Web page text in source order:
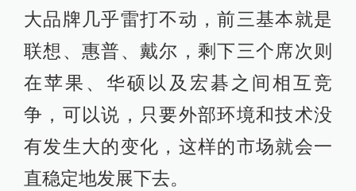
大品牌几乎雷打不动，前三基本就是
联想、惠普、戴尔，剩下三个席次则
在苹果、华硕以及宏碁之间相互竞
争，可以说，只要外部环境和技术没
有发生大的变化，这样的市场就会一
直稳定地发展下去。